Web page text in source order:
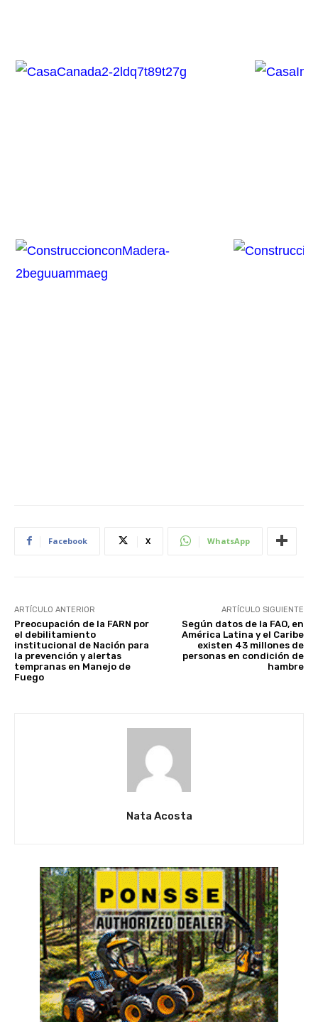
Facebook X WhatsApp
ARTÍCULO ANTERIOR
Preocupación de la FARN por
el debilitamiento
institucional de Nación para
la prevención y alertas
tempranas en Manejo de
Fuego
ARTÍCULO SIGUIENTE
Según datos de la FAO, en
América Latina y el Caribe
existen 43 millones de
personas en condición de
hambre
Nata Acosta